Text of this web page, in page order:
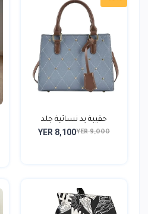
حقيبة يد نسائية جلد
YER 9,000
YER 8,100